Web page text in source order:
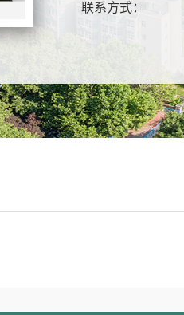
联系方式：